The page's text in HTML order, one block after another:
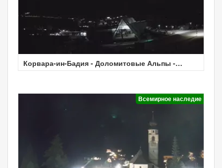
Корвара-ин-Бадия - Доломитовые Альпы -
Погода
Всемирное наследие